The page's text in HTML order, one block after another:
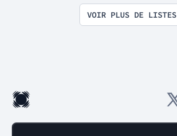
VOIR PLUS DE LISTES